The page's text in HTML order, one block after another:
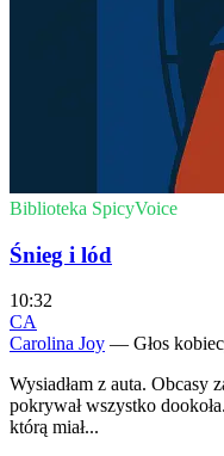
Biblioteka SpicyVoice
Śnieg i lód
10:32
CA
Carolina Joy — Głos
Wysiadłam z auta. Obcasy
pokrywał wszystko
którą miał...